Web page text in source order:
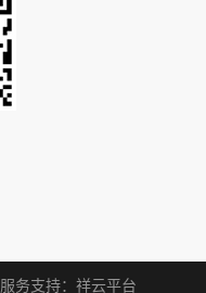
服务支持： 祥云平台